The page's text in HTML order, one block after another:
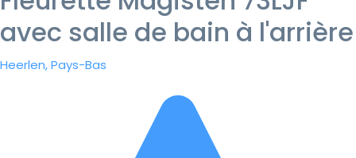
avec salle de bain à l'arrière
Heerlen, Pays-Bas